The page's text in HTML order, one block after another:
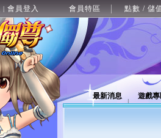
| 會員登入 會員特區 點數 / 儲
最新消息 遊戲